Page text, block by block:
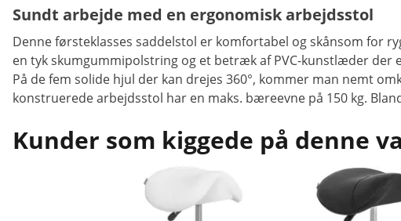
Sundt arbejde med en ergonomisk arbejdsstol
Denne førsteklasses saddelstol er komfortabel og skånsom for
en tyk skumgummipolstring og et betræk af PVC-kunstlæder der
På de fem solide hjul der kan drejes 360°, kommer man nemt
konstruerede arbejdsstol har en maks. bæreevne på 150 kg.
Kunder som kiggede på denne